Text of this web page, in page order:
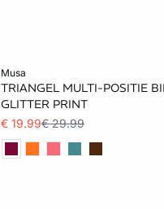
musa
TRIANGEL MULTI-POSITIE
GLITTER PRINT
€ 19.99€ 29.99
36 38